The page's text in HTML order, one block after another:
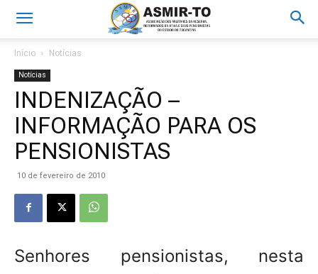
Início Notícias
Notícias
INDENIZAÇÃO –
INFORMAÇÃO PARA OS
PENSIONISTAS
10 de fevereiro de 2010
Senhores pensionistas, nesta